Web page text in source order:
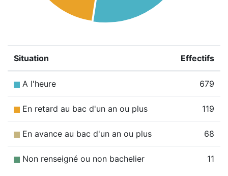
Situation Effectifs
A l'heure 679
En retard au bac d'un an ou plus 119
En avance au bac d'un an ou plus 68
Non renseigné ou non bachelier 11